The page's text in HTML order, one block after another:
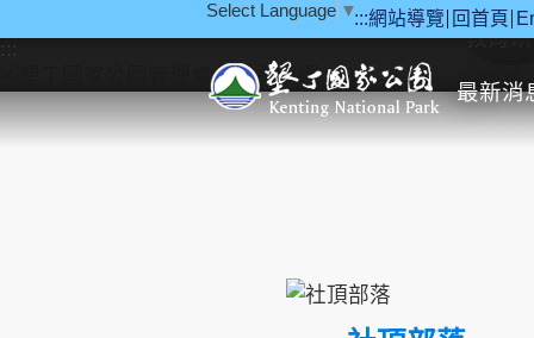
:::網站導覽 回首頁
Select Language ▼
最新消
::: 教育